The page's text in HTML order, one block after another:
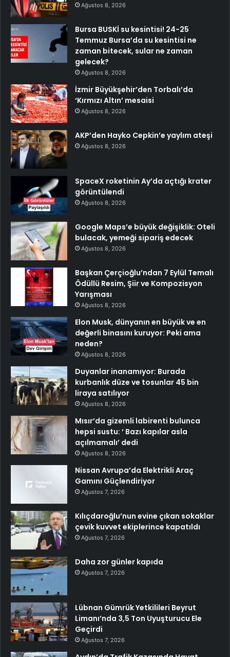
Ağustos 8, 2026
Bursa BUSKİ su kesintisi! 24-25
Temmuz Bursa’da su kesintisi ne
zaman bitecek, sular ne zaman
gelecek?
Ağustos 8, 2026
İzmir Büyükşehir’den Torbalı’da
‘Kırmızı Altın’ mesaisi
Ağustos 8, 2026
AKP’den Hayko Cepkin’e yaylım ateşi
Ağustos 8, 2026
SpaceX roketinin Ay’da açtığı krater
görüntülendi
Ağustos 8, 2026
Google Maps’e büyük değişiklik: Oteli
bulacak, yemeği sipariş edecek
Ağustos 8, 2026
Başkan Çerçioğlu’ndan 7 Eylül Temalı
Ödüllü Resim, Şiir ve Kompozisyon
Yarışması
Ağustos 8, 2026
Elon Musk, dünyanın en büyük ve en
değerli binasını kuruyor: Peki ama
neden?
Ağustos 8, 2026
Duyanlar inanamıyor: Burada
kurbanlık düze ve tosunlar 45 bin
liraya satılıyor
Ağustos 8, 2026
Mısır’da gizemli labirenti bulunca
hepsi sustu: ‘ Bazı kapılar asla
açılmamalı’ dedi
Ağustos 8, 2026
Nissan Avrupa’da Elektrikli Araç
Gamını Güçlendiriyor
Ağustos 7, 2026
Kılıçdaroğlu’nun evine çıkan sokaklar
çevik kuvvet ekiplerince kapatıldı
Ağustos 7, 2026
Daha zor günler kapıda
Ağustos 7, 2026
Lübnan Gümrük Yetkilileri Beyrut
Limanı’nda 3,5 Ton Uyuşturucu Ele
Geçirdi
Ağustos 7, 2026